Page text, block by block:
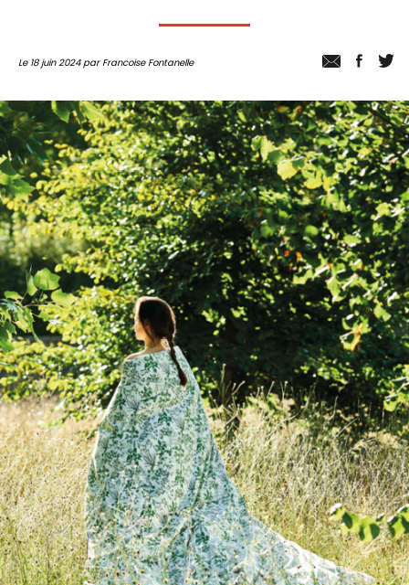
Le 18 juin 2024 par Francoise Fontanelle